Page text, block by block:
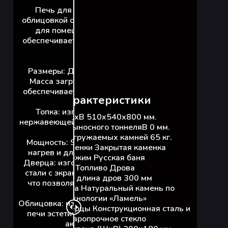
Печь для бани «Уют-18» с каменной
облицовкой от «Ферингер» предназначена
для помещений объёмом до 18 м³ и
обеспечивает комфортный режим русской
Размеры: Д×Ш×В — 510×540×870 мм.
Масса загружаемых камней: 60 кг, что
обеспечивает равномерный и длительный
нагрев.
Топка: изготовлена из жаростойкой
нержавеющей стали AISI 439 толщиной 2–3
мм.
Мощность: 9 кВт, обеспечивает быстрый
нагрев и длительное сохранение тепла.
Дверца: изготовлена из конструкционной
стали с экраном из жаропрочного стекла,
что позволяет наблюдать за процессом
горения дров.
Облицовка: из натурального камня, придаёт
печи эстетический вид и дополнительно
аккумулирует тепло.
Характеристики
ДxШxВ 510х540х800 мм.
Длина выносного тоннеляВ 0 мм.
Масса загружаемых камней 65 кг.
Тип каменки Закрытая каменка
Режим Русская баня
Топливо Дрова
Max длина дров 300 мм
Облицовка Натуральный камень по
технологии «Ламель»
Материал дверцы Конструкционная сталь и
Жаропрочное стекло